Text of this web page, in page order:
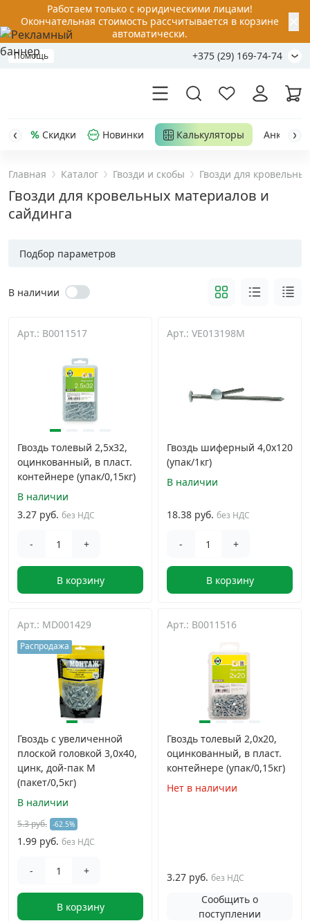
Работаем только с юридическими лицами!
Окончательная стоимость рассчитывается в корзине
автоматически.
Помощь +375 (29) 169-74-74
Акции
Распродажа
Уценка
Анкерная техника
Дюбельная техника
Кабельный крепеж
Строительный инструмент и инвентарь
Заклепки ›
Химический крепеж
Хомуты и шуруп-шпильки ›
Грузовой крепеж
Комплекты и наборы крепежа
Метрический крепеж ›
Электро и бензоинструмент, оборудование
Нержавеющий крепеж
Скидки Новинки Калькуляторы Анкер-
Главная Каталог Гвозди и скобы Гвозди для
Гвозди для кровельных материалов и
сайдинга
Подбор параметров
В наличии
Арт.: B0011517
Гвоздь толевый 2,5х32,
оцинкованный, в пласт.
контейнере (упак/0,15кг)
В наличии
3.27 руб. без НДС
- +
В корзину
Арт.: VE013198M
Гвоздь шиферный 4,0х120
(упак/1кг)
В наличии
18.38 руб. без НДС
- +
В корзину
Арт.: MD001429
Распродажа
Гвоздь с увеличенной
плоской головкой 3,0х40,
цинк, дой-пак М
(пакет/0,5кг)
В наличии
5.3 руб. -62.5%
1.99 руб. без НДС
- +
В корзину
Арт.: B0011516
Гвоздь толевый 2,0х20,
оцинкованный, в пласт.
контейнере (упак/0,15кг)
Нет в наличии
3.27 руб. без НДС
Сообщить о
поступлении